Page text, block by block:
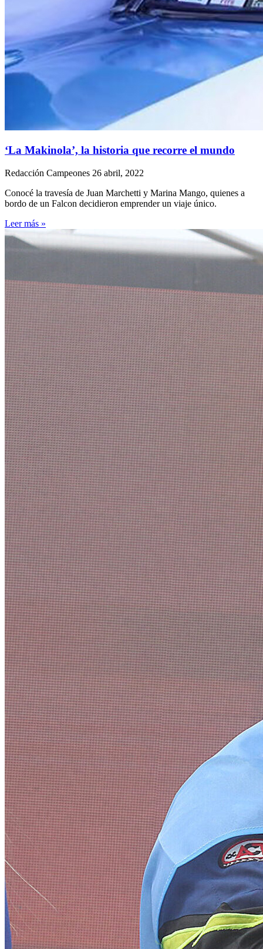
‘La Makinola’, la historia que recorre el mundo
Redacción Campeones 26 abril, 2022
Conocé la travesía de Juan Marchetti y Marina Mango, quienes a
bordo de un Falcon decidieron emprender un viaje único.
Leer más »